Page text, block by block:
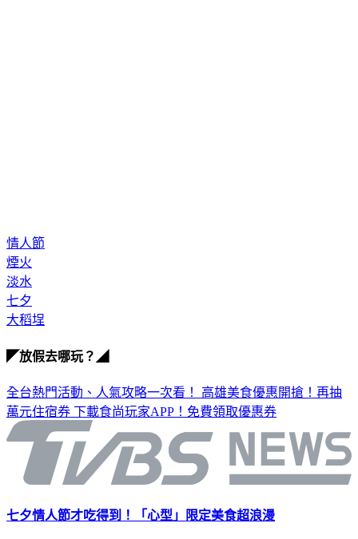
情人節
煙火
淡水
七夕
大稻埕
◤放假去哪玩？◢
全台熱門活動、人氣攻略一次看！ 高雄美食優惠開搶！再抽
萬元住宿券 下載食尚玩家APP！免費領取優惠券
七夕情人節才吃得到！「心型」限定美食超浪漫